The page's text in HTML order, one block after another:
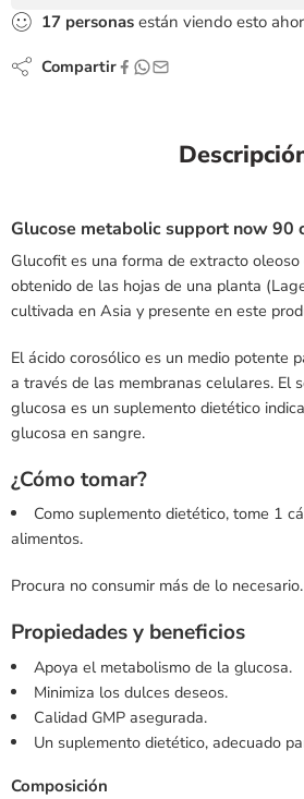
17 personas están viendo esto
Compartir
Glucose metabolic support now 90
Glucofit es una forma de extracto
obtenido de las hojas de una planta
cultivada en Asia y presente en este
El ácido corosólico es un medio potente
a través de las membranas celulares. El
glucosa es un suplemento dietético
glucosa en sangre.
¿Cómo tomar?
Como suplemento dietético, tome 1
alimentos.
Procura no consumir más de lo necesario.
Propiedades y beneficios
Apoya el metabolismo de la glucosa.
Minimiza los dulces deseos.
Calidad GMP asegurada.
Un suplemento dietético, adecuado
Composición